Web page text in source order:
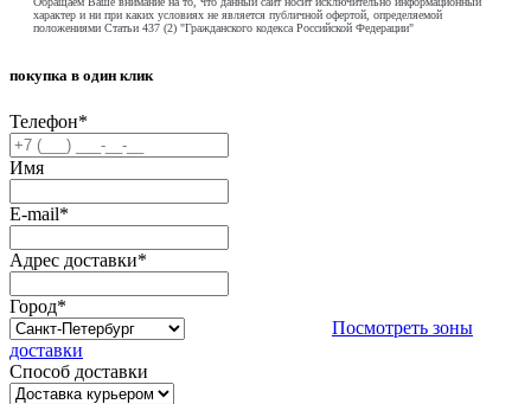
характер и ни при каких условиях не является публичной офертой, определяемой
положениями Статьи 437 (2) "Гражданского кодекса Российской Федерации"
покупка в один клик
Телефон*
Имя
E-mail*
Адрес доставки*
Город*
Посмотреть зоны
доставки
Способ доставки